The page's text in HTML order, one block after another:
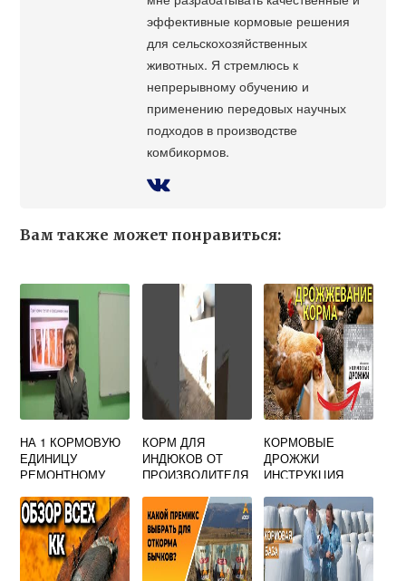
эффективные кормовые решения
для сельскохозяйственных
животных. Я стремлюсь к
непрерывному обучению и
применению передовых научных
подходов в производстве
комбикормов.
Вам также может понравиться:
НА 1 КОРМОВУЮ
ЕДИНИЦУ
РЕМОНТНОМУ
ДАЮТ
КОРМ ДЛЯ
ИНДЮКОВ ОТ
ПРОИЗВОДИТЕЛЯ
КОРМОВЫЕ
ДРОЖЖИ
ИНСТРУКЦИЯ